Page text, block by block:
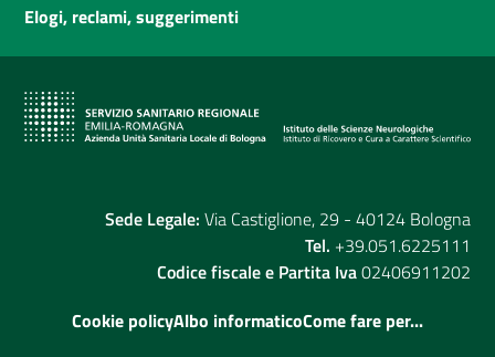
Elogi, reclami, suggerimenti
Sede Legale: Via Castiglione, 29 - 40124 Bologna
Tel. +39.051.6225111
Codice fiscale e Partita Iva02406911202
Cookie policyAlbo informaticoCome fare per...